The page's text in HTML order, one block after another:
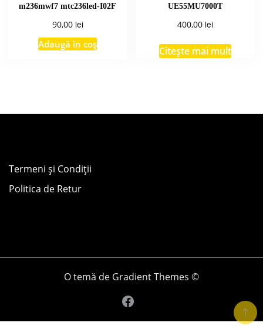
m236mwf7 mtc236led-I02F
90,00 lei
Adaugă în coș
UE55MU7000T
400,00 lei
Citește mai mult
Termeni și Condiții
Politica de Retur
O temă de Gradient Themes ©